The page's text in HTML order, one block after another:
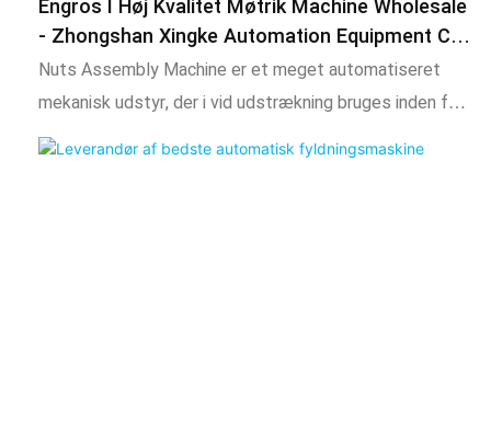
Engros I Høj Kvalitet Møtrik Machine Wholesale
- Zhongshan Xingke Automation Equipment Co.,
Ltd
Nuts Assembly Machine er et meget automatiseret
mekanisk udstyr, der i vid udstrækning bruges inden for
tætning af tætningskomponentproduktion, samling og